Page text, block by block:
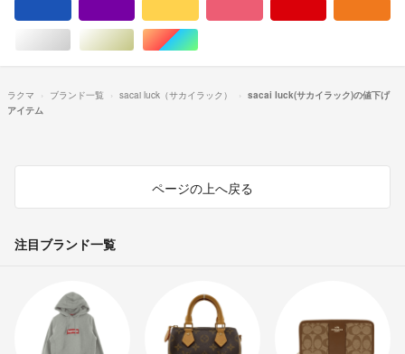
シルバー/銀色系ゴールド/金色系マルチカラー
ラクマ ブランド一覧 sacai luck（サカイラック）
sacai luck(サカイラック)の値下げ
アイテム
ページの上へ戻る
注目ブランド一覧